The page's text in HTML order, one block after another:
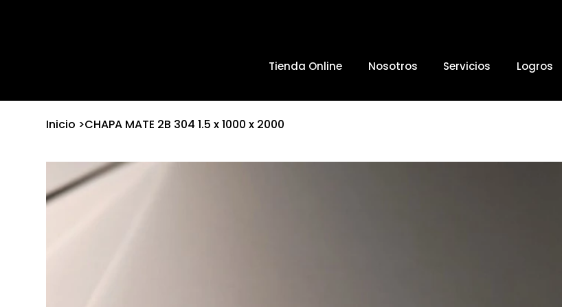
Tienda Online Nosotros Servicios Logros
Inicio >CHAPA MATE 2B 304 1.5 x 1000 x 2000